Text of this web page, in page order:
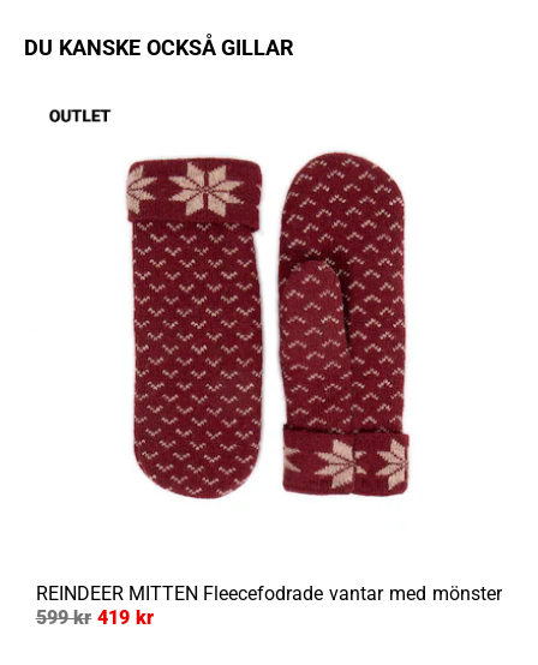
DU KANSKE OCKSÅ GILLAR
REINDEER MITTEN Fleecefodrade vantar med mönster
419 kr
599 kr